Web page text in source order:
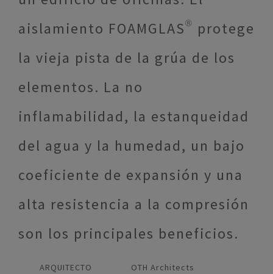
aislamiento FOAMGLAS® protege
la vieja pista de la grúa de los
elementos. La no
inflamabilidad, la estanqueidad
del agua y la humedad, un bajo
coeficiente de expansión y una
alta resistencia a la compresión
son los principales beneficios.
ARQUITECTO
OTH Architects